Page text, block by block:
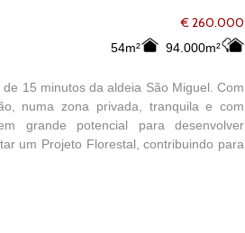
€ 260.000
54m²
94.000m²
15 minutos da aldeia São Miguel. Com
numa zona privada, tranquila e com
grande potencial para desenvolver
um Projeto Florestal, contribuindo para